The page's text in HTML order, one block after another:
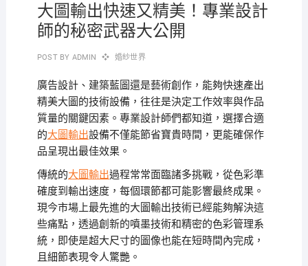
大圖輸出快速又精美！專業設計
師的秘密武器大公開
POST BY ADMIN 婚紗世界
廣告設計、建築藍圖還是藝術創作，能夠快速產出
精美大圖的技術設備，往往是決定工作效率與作品
質量的關鍵因素。專業設計師們都知道，選擇合適
的大圖輸出設備不僅能節省寶貴時間，更能確保作
品呈現出最佳效果。
傳統的大圖輸出過程常常面臨諸多挑戰，從色彩準
確度到輸出速度，每個環節都可能影響最終成果。
現今市場上最先進的大圖輸出技術已經能夠解決這
些痛點，透過創新的噴墨技術和精密的色彩管理系
統，即使是超大尺寸的圖像也能在短時間內完成，
且細節表現令人驚艷。